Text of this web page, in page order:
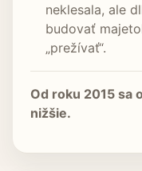
neklesala, ale
budovať
„prežívať“.
Od roku 2015 sa
nižšie.